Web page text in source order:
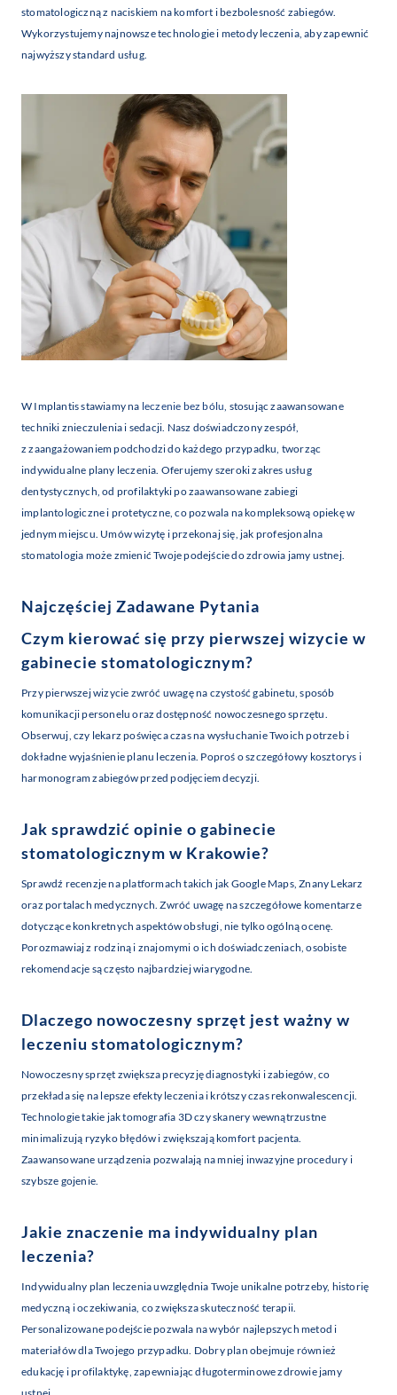
stomatologiczną z naciskiem na komfort i bezbolesność zabiegów.
Wykorzystujemy najnowsze technologie i metody leczenia, aby zapewnić
najwyższy standard usług.
W Implantis stawiamy na leczenie bez bólu , stosując zaawansowane
techniki znieczulenia i sedacji. Nasz doświadczony zespół,
z zaangażowaniem podchodzi do każdego przypadku, tworząc
indywidualne plany leczenia. Oferujemy szeroki zakres usług
dentystycznych, od profilaktyki po zaawansowane zabiegi
implantologiczne i protetyczne, co pozwala na kompleksową opiekę w
jednym miejscu. Umów wizytę i przekonaj się, jak profesjonalna
stomatologia może zmienić Twoje podejście do zdrowia jamy ustnej.
Najczęściej Zadawane Pytania
Czym kierować się przy pierwszej wizycie w
gabinecie stomatologicznym?
Przy pierwszej wizycie zwróć uwagę na czystość gabinetu, sposób
komunikacji personelu oraz dostępność nowoczesnego sprzętu.
Obserwuj, czy lekarz poświęca czas na wysłuchanie Twoich potrzeb i
dokładne wyjaśnienie planu leczenia. Poproś o szczegółowy kosztorys i
harmonogram zabiegów przed podjęciem decyzji.
Jak sprawdzić opinie o gabinecie
stomatologicznym w Krakowie?
Sprawdź recenzje na platformach takich jak Google Maps, Znany Lekarz
oraz portalach medycznych. Zwróć uwagę na szczegółowe komentarze
dotyczące konkretnych aspektów obsługi, nie tylko ogólną ocenę.
Porozmawiaj z rodziną i znajomymi o ich doświadczeniach, osobiste
rekomendacje są często najbardziej wiarygodne.
Dlaczego nowoczesny sprzęt jest ważny w
leczeniu stomatologicznym?
Nowoczesny sprzęt zwiększa precyzję diagnostyki i zabiegów, co
przekłada się na lepsze efekty leczenia i krótszy czas rekonwalescencji.
Technologie takie jak tomografia 3D czy skanery wewnątrzustne
minimalizują ryzyko błędów i zwiększają komfort pacjenta.
Zaawansowane urządzenia pozwalają na mniej inwazyjne procedury i
szybsze gojenie.
Jakie znaczenie ma indywidualny plan
leczenia?
Indywidualny plan leczenia uwzględnia Twoje unikalne potrzeby, historię
medyczną i oczekiwania, co zwiększa skuteczność terapii.
Personalizowane podejście pozwala na wybór najlepszych metod i
materiałów dla Twojego przypadku. Dobry plan obejmuje również
edukację i profilaktykę, zapewniając długoterminowe zdrowie jamy